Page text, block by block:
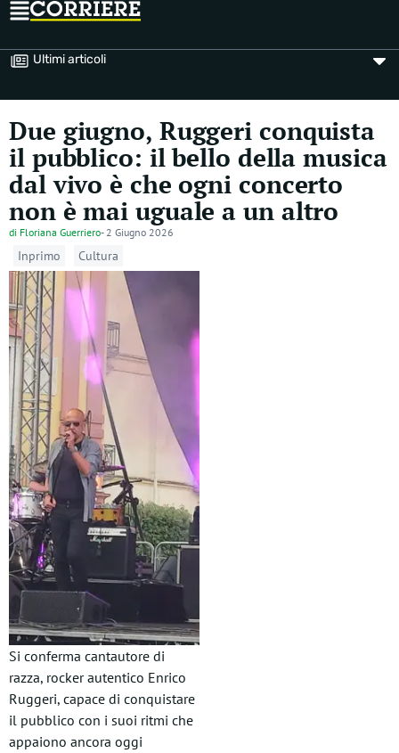
Ultimi articoli
Due giugno, Ruggeri conquista
il pubblico: il bello della musica
dal vivo è che ogni concerto
non è mai uguale a un altro
di Floriana Guerriero- 2 Giugno 2026
Inprimo Cultura
Si conferma cantautore di
razza, rocker autentico Enrico
Ruggeri, capace di conquistare
il pubblico con i suoi ritmi che
appaiono ancora oggi